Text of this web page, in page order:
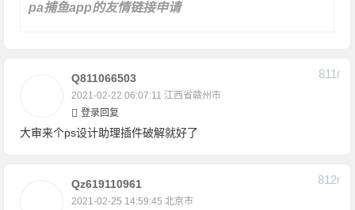
pa捕鱼app的友情链接申请
Q811066503
2021-02-22 06:07:11 江西省赣州市
811F
登录回复
大审来个ps设计助理插件破解就好了
Qz619110961
2021-02-25 14:59:45 北京市
812F